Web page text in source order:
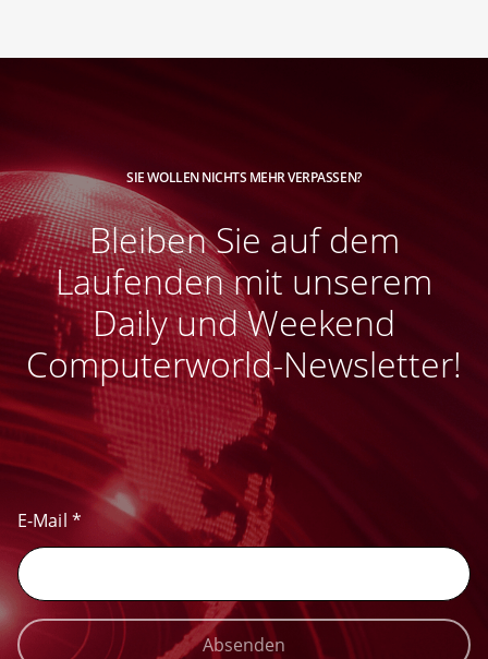
SIE WOLLEN NICHTS MEHR VERPASSEN?
Bleiben Sie auf dem
Laufenden mit unserem
Daily und Weekend
Computerworld-Newsletter!
E-Mail *
Absenden